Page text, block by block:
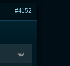
#4152